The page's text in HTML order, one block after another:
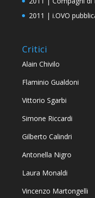
Alain Chivilo
Simone Riccardi
Gilberto Calindri
Antonella Nigro
Laura Monaldi
Vincenzo Martongelli
Nicola Cecchelli
Gian Alberto Farinella